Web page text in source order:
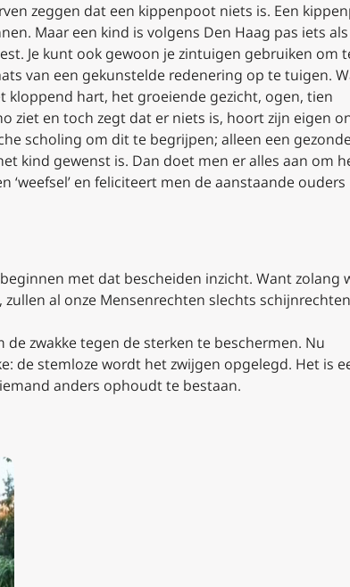
zeggen dat een kippenpoot niets is. Een
Maar een kind is volgens Den Haag pas iets als
Je kunt ook gewoon je zintuigen gebruiken om
van een gekunstelde redenering op te tuigen.
kloppend hart, het groeiende gezicht, ogen, tien
ziet en toch zegt dat er niets is, hoort zijn eigen
scholing om dit te begrijpen; alleen een
kind gewenst is. Dan doet men er alles aan om
‘weefsel’ en feliciteert men de aanstaande
met dat bescheiden inzicht. Want zolang
al onze Mensenrechten slechts
zwakke tegen de sterken te beschermen. Nu
de stemloze wordt het zwijgen opgelegd. Het is
anders ophoudt te bestaan.